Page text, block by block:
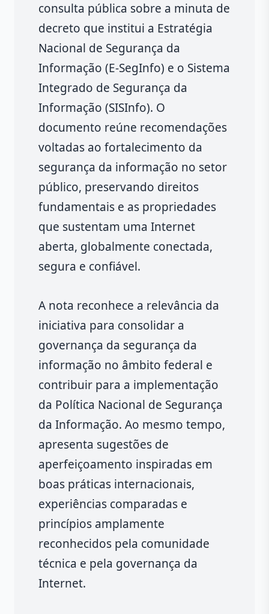
consulta pública sobre a minuta de
decreto que institui a Estratégia
Nacional de Segurança da
Informação (E-SegInfo) e o Sistema
Integrado de Segurança da
Informação (SISInfo). O
documento reúne recomendações
voltadas ao fortalecimento da
segurança da informação no setor
público, preservando direitos
fundamentais e as propriedades
que sustentam uma Internet
aberta, globalmente conectada,
segura e confiável.
A nota reconhece a relevância da
iniciativa para consolidar a
governança da segurança da
informação no âmbito federal e
contribuir para a implementação
da Política Nacional de Segurança
da Informação. Ao mesmo tempo,
apresenta sugestões de
aperfeiçoamento inspiradas em
boas práticas internacionais,
experiências comparadas e
princípios amplamente
reconhecidos pela comunidade
técnica e pela governança da
Internet.